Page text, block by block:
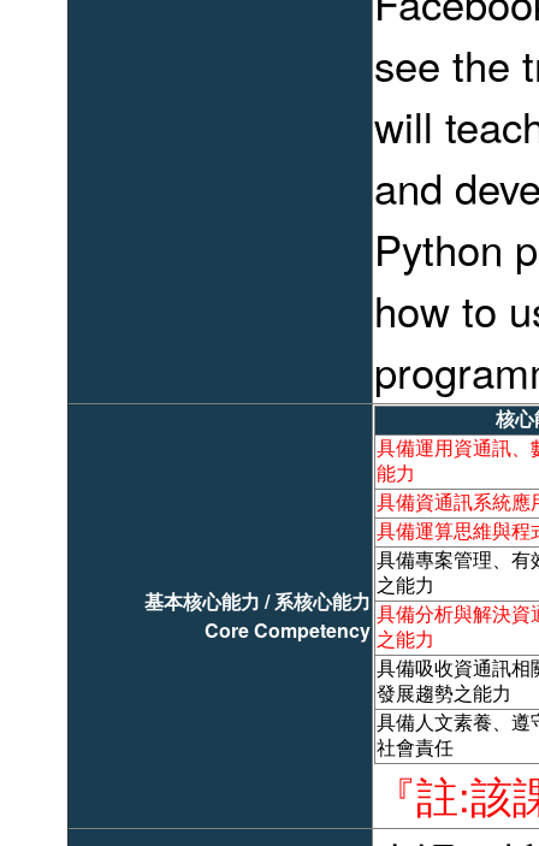
see the
will
and
Python
how to
基本核心能力 / 系核心能力
Core Competency
核心
具備運用資通訊、
能力
具備資通訊系統應
具備運算思維與程
具備專案管理、有
之能力
具備分析與解決資
之能力
具備吸收資通訊相
發展趨勢之能力
具備人文素養、遵
社會責任
『註: